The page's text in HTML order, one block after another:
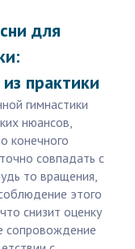
для
практики
гимнастики
нюансов,
конечного
совпадать с
то вращения,
этого
снизит оценку
сопровождение